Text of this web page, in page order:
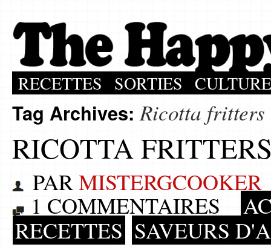
RECETTES SORTIES CULTURE
Tag Archives:Ricotta fritters
RICOTTA
PARMISTERGCOOKER
1 COMMENTAIRES
RECETTES SAVEURS